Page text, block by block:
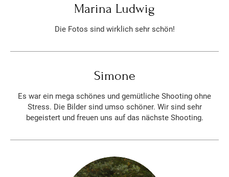
Marina Ludwig
Die Fotos sind wirklich sehr schön!
Simone
Es war ein mega schönes und gemütliche Shooting ohne
Stress. Die Bilder sind umso schöner. Wir sind sehr
begeistert und freuen uns auf das nächste Shooting.